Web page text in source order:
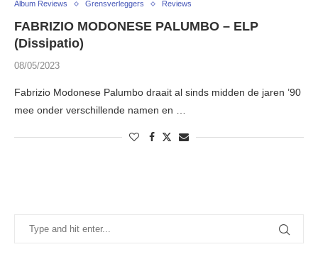
Album Reviews Grensverleggers Reviews
FABRIZIO MODONESE PALUMBO – ELP
(Dissipatio)
08/05/2023
Fabrizio Modonese Palumbo draait al sinds midden de jaren ’90
mee onder verschillende namen en …